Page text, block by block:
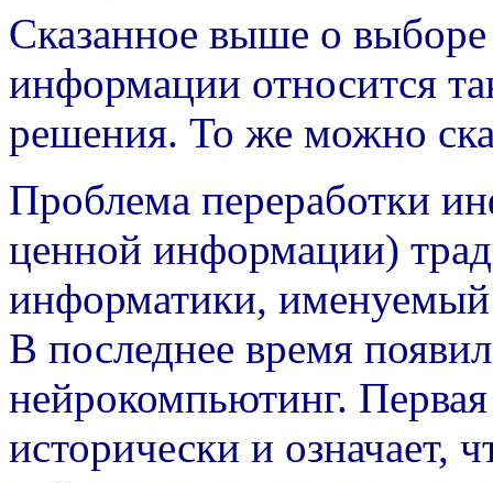
Сказанное выше о
информации относится
решения. То же можно
Проблема переработки
ценной информации)
информатики, именуемый
В последнее время
нейрокомпьютинг.
исторически и означает,